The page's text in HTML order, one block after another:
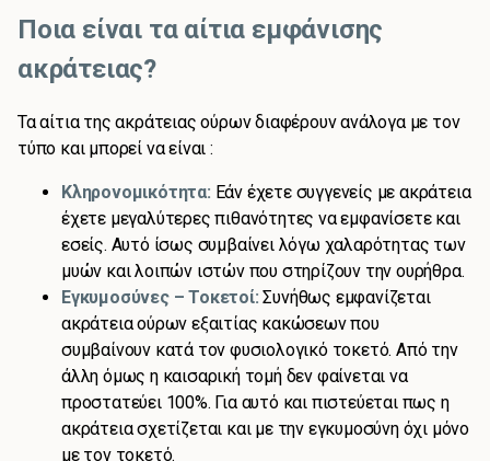
Ποια είναι τα αίτια εμφάνισης
ακράτειας?
Τα αίτια της ακράτειας ούρων διαφέρουν ανάλογα με τον
τύπο και μπορεί να είναι :
Κληρονομικότητα: Εάν έχετε συγγενείς με ακράτεια
έχετε μεγαλύτερες πιθανότητες να εμφανίσετε και
εσείς. Αυτό ίσως συμβαίνει λόγω χαλαρότητας των
μυών και λοιπών ιστών που στηρίζουν την ουρήθρα.
Εγκυμοσύνες – Τοκετοί:Συνήθως εμφανίζεται
ακράτεια ούρων εξαιτίας κακώσεων που
συμβαίνουν κατά τον φυσιολογικό τοκετό. Από την
άλλη όμως η καισαρική τομή δεν φαίνεται να
προστατεύει 100%. Για αυτό και πιστεύεται πως η
ακράτεια σχετίζεται και με την εγκυμοσύνη όχι μόνο
με τον τοκετό.